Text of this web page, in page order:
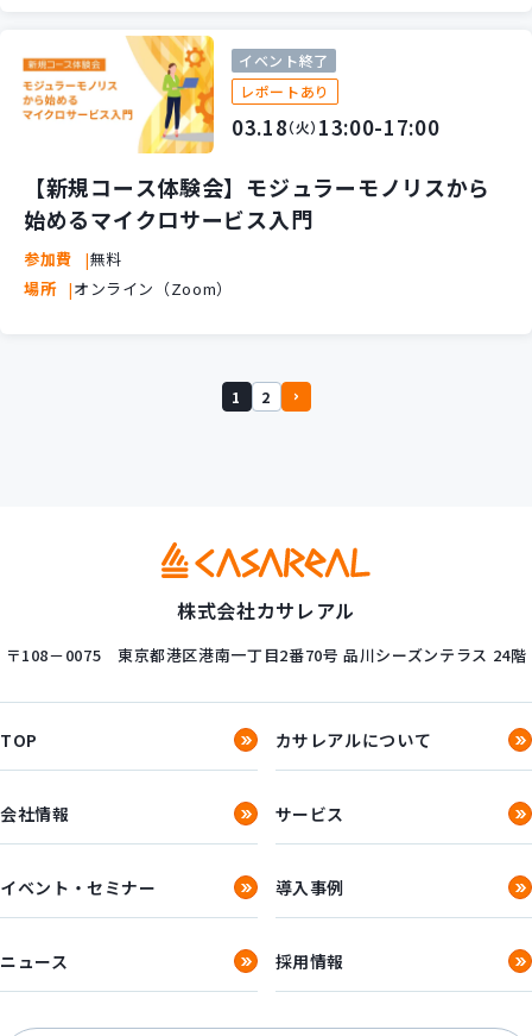
イベント終了
レポートあり
03.18（火） 13:00-17:00
【新規コース体験会】モジュラーモノリスから
始めるマイクロサービス入門
参加費
無料
場所
オンライン（Zoom）
1 2
株式会社カサレアル
〒108－0075 東京都港区港南一丁目2番70号 品川シーズンテラス 24階
TOP カサレアルについて
会社情報 サービス
イベント・セミナー 導入事例
ニュース 採用情報